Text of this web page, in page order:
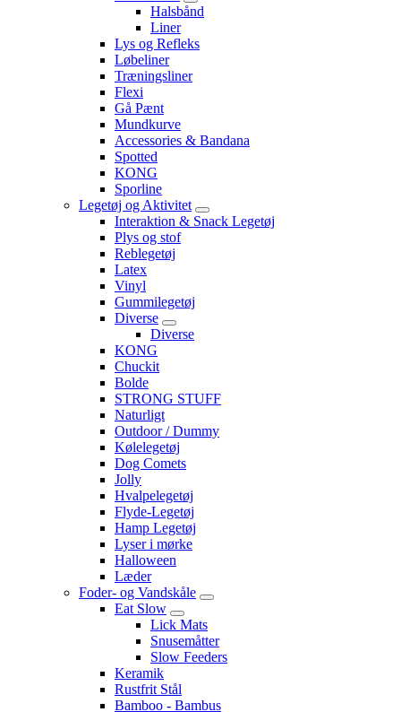
Halsbånd
Liner
Lys og Refleks
Løbeliner
Træningsliner
Flexi
Gå Pænt
Mundkurve
Accessories & Bandana
Spotted
KONG
Sporline
Legetøj og Aktivitet
Interaktion & Snack Legetøj
Plys og stof
Reblegetøj
Latex
Vinyl
Gummilegetøj
Diverse
Diverse
KONG
Chuckit
Bolde
STRONG STUFF
Naturligt
Outdoor / Dummy
Kølelegetøj
Dog Comets
Jolly
Hvalpelegetøj
Flyde-Legetøj
Hamp Legetøj
Lyser i mørke
Halloween
Læder
Foder- og Vandskåle
Eat Slow
Lick Mats
Snusemåtter
Slow Feeders
Keramik
Rustfrit Stål
Bamboo - Bambus